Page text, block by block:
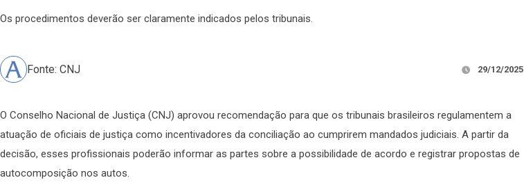
Os procedimentos deverão ser claramente indicados pelos tribunais.
Fonte: CNJ 29/12/2025
O Conselho Nacional de Justiça (CNJ) aprovou recomendação para que os tribunais brasileiros regulamentem a
atuação de oficiais de justiça como incentivadores da conciliação ao cumprirem mandados judiciais. A partir da
decisão, esses profissionais poderão informar as partes sobre a possibilidade de acordo e registrar propostas de
autocomposição nos autos.